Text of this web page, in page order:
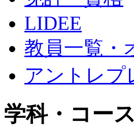
LIDEE
教員一覧・
アントレプ
学科・コース